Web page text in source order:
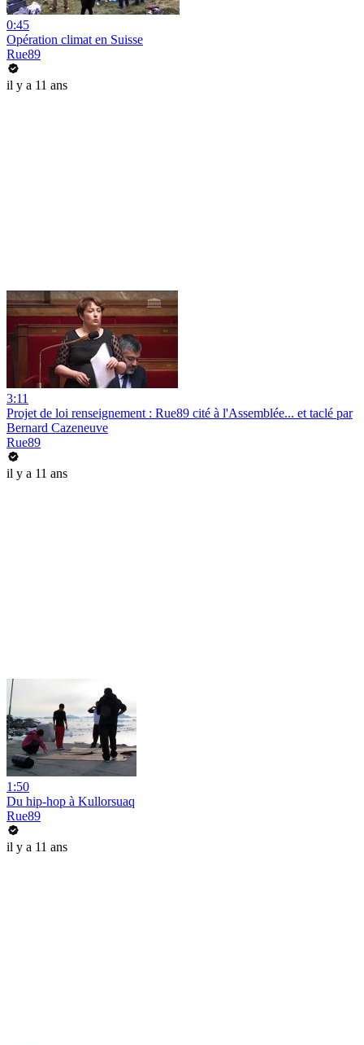
0:45
Opération climat en Suisse
Rue89
il y a 11 ans
3:11
Projet de loi renseignement : Rue89 cité à l'Assemblée... et taclé par
Bernard Cazeneuve
Rue89
il y a 11 ans
1:50
Du hip-hop à Kullorsuaq
Rue89
il y a 11 ans